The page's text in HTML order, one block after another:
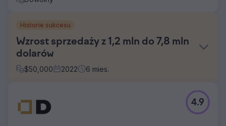
Historie sukcesu
Wzrost sprzedaży z 1,2 mln do 7,8 mln
dolarów
$50,000 2022 6 mies.
Klient nie był zadowolony ze swojej strony internetowej,
ponieważ nie pozyskiwała ona potencjalnych klientów i
4.9